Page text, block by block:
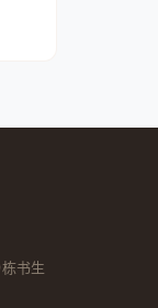
书生